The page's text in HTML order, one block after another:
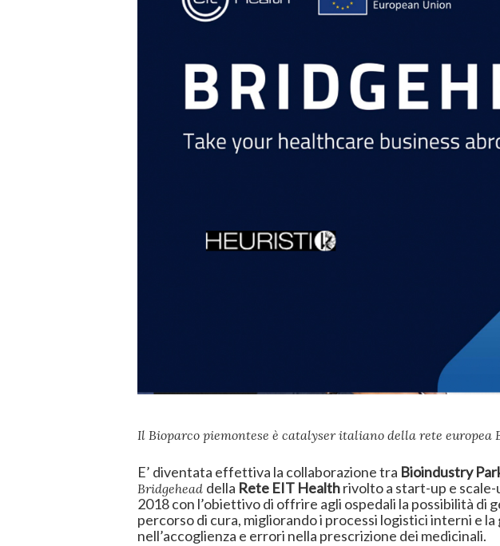
Il Bioparco piemontese è catalyser italiano della rete
E’ diventata effettiva la collaborazione tra Bioindustry
Bridgehead della Rete EIT Healthrivolto a start-up e
2018 con l’obiettivo di offrire agli ospedali la possibilità
percorso di cura, migliorando i processi logistici interni e
nell’accoglienza e errori nella prescrizione dei medicinali.